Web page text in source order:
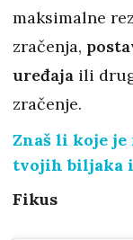
maksimalne
zračenja,
uređaja ili
zračenje.
Znaš li koje
tvojih biljaka
Fikus